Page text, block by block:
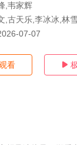
,韦家辉
,古天乐,李冰冰,林
07-07
看 